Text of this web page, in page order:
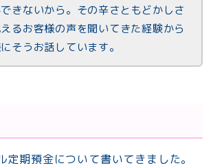
きないから。その辛さともどかしさ
るお客様の声を聞いてきた経験から
そうお話しています。
定期預金について書いてきました。